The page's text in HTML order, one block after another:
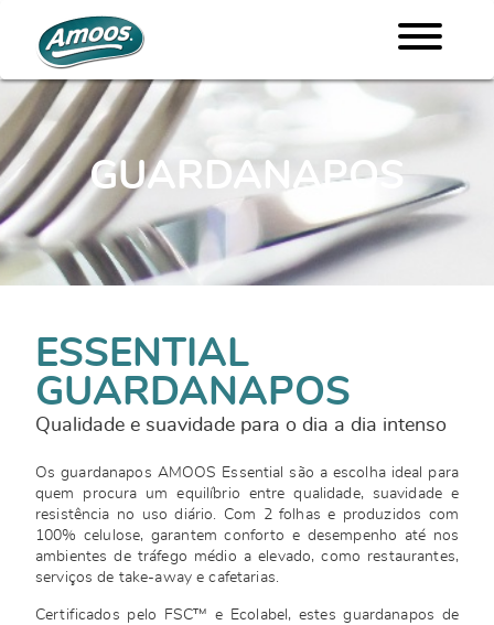
GUARDANAPOS
ESSENTIAL
GUARDANAPOS
Qualidade e suavidade para o dia a dia intenso
Os guardanapos AMOOS Essential são a escolha ideal para
quem procura um equilíbrio entre qualidade, suavidade e
resistência no uso diário. Com 2 folhas e produzidos com
100% celulose, garantem conforto e desempenho até nos
ambientes de tráfego médio a elevado, como restaurantes,
serviços de take-away e cafetarias.
Certificados pelo FSC™ e Ecolabel, estes guardanapos de